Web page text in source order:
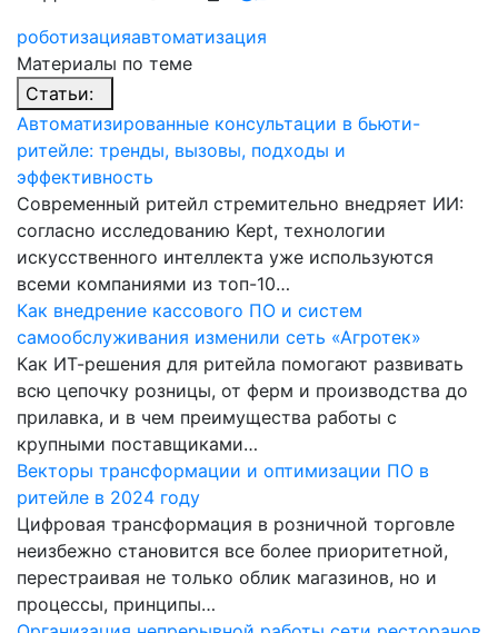
роботизацияавтоматизация
Материалы по теме
Статьи:
Автоматизированные консультации в бьюти-
ритейле: тренды, вызовы, подходы и
эффективность
Современный ритейл стремительно внедряет ИИ:
согласно исследованию Kept, технологии
искусственного интеллекта уже используются
всеми компаниями из топ-10…
Как внедрение кассового ПО и систем
самообслуживания изменили сеть «Агротек»
Как ИТ-решения для ритейла помогают развивать
всю цепочку розницы, от ферм и производства до
прилавка, и в чем преимущества работы с
крупными поставщиками…
Векторы трансформации и оптимизации ПО в
ритейле в 2024 году
Цифровая трансформация в розничной торговле
неизбежно становится все более приоритетной,
перестраивая не только облик магазинов, но и
процессы, принципы…